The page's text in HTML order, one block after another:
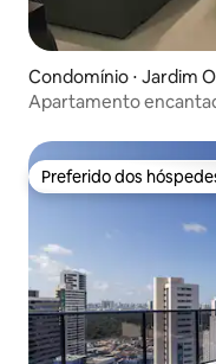
Condomínio ⋅ Jardim
Apartamento
Preferido dos
Preferido dos